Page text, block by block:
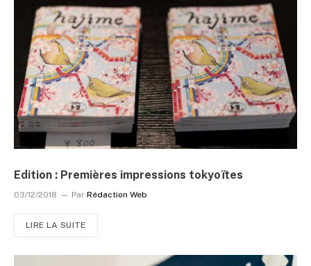
Edition : Premières impressions tokyoïtes
03/12/2018 Par Rédaction Web
LIRE LA SUITE